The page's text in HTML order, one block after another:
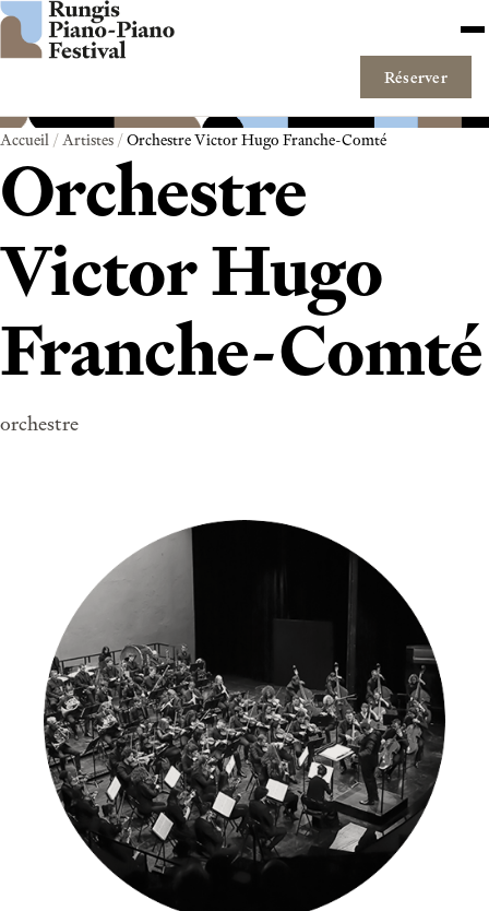
Aller au contenu
Réserver
Accueil/Artistes/Orchestre Victor Hugo Franche-Comté
Orchestre
Victor Hugo
Franche-Comté
orchestre